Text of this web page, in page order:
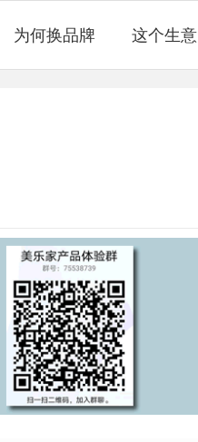
为何换品牌 这个生意